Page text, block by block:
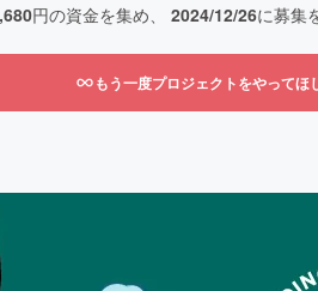
円の資金を集め、 2024/12/26に募集
もう一度プロジェクトをやってほ